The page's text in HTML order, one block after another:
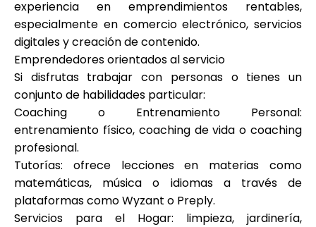
experiencia en emprendimientos rentables,
especialmente en comercio electrónico, servicios
digitales y creación de contenido.
Emprendedores orientados al servicio
Si disfrutas trabajar con personas o tienes un
conjunto de habilidades particular:
Coaching o Entrenamiento Personal:
entrenamiento físico, coaching de vida o coaching
profesional.
Tutorías: ofrece lecciones en materias como
matemáticas, música o idiomas a través de
plataformas como Wyzant o Preply.
Servicios para el Hogar: limpieza, jardinería,